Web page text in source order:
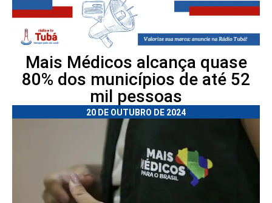
Mais Médicos alcança quase
80% dos municípios de até 52
mil pessoas
20 DE OUTUBRO DE 2024